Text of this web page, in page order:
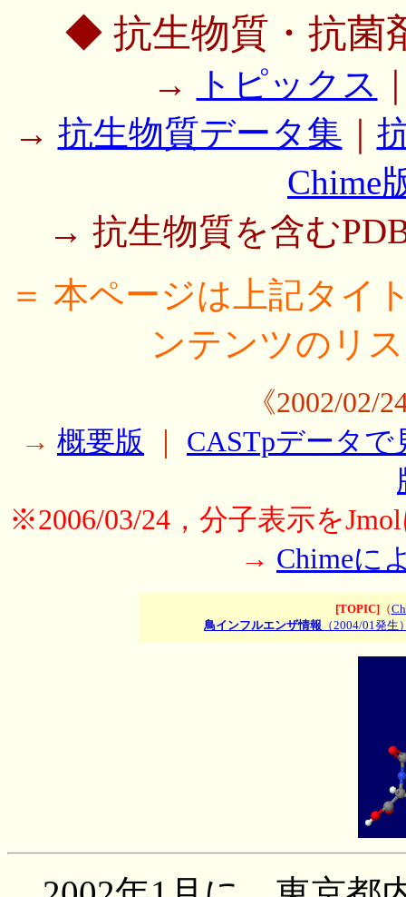
◆ 抗生物質・抗菌
→ トピックス
→ 抗生物質データ集
Chime
→ 抗生物質を含む
＝ 本ページは上記タイ
ンテンツのリ
《2002/02/
→ 概要版
CASTpデータで
※2006/03/24，分子表示を
→ Chimeに
[TOPIC]（
鳥インフルエンザ情報 （2004/01発生